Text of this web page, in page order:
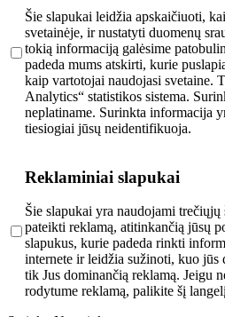
Šie slapukai leidžia apskaičiuoti,
svetainėje, ir nustatyti duomenų
tokią informaciją galėsime
padeda mums atskirti, kurie
kaip vartotojai naudojasi svetaine.
Analytics“ statistikos sistema.
neplatiname. Surinkta informacija
tiesiogiai jūsų neidentifikuoja.
Reklaminiai slapukai
Šie slapukai yra naudojami
pateikti reklamą, atitinkančią jūsų
slapukus, kurie padeda rinkti
internete ir leidžia sužinoti, kuo jūs
tik Jus dominančią reklamą. Jeigu
rodytume reklamą, palikite šį